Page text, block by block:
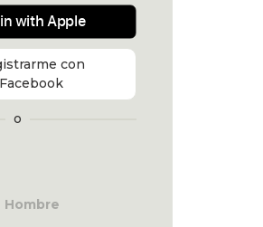
with Apple
con
Facebook
o
Hombre